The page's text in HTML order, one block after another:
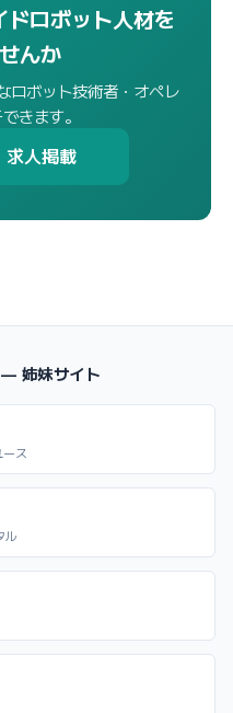
ロボット人材を
んか
ロボット技術者・オペレ
きます。
求人掲載
姉妹サイト
ス
ル